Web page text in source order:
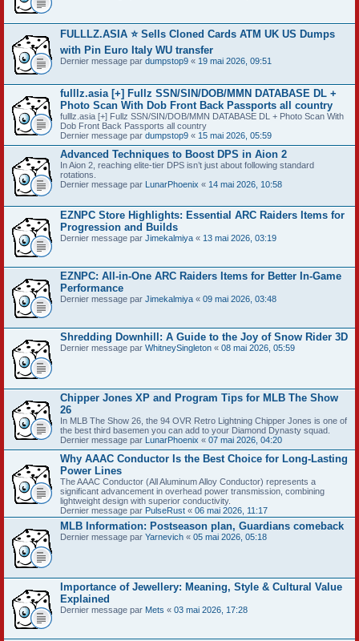
FULLLZ.ASIA ⭐️ Sells Cloned Cards ATM UK US Dumps
with Pin Euro Italy WU transfer
Dernier message par dumpstop9 « 19 mai 2026, 09:51
fulllz.asia [+] Fullz SSN/SIN/DOB/MMN DATABASE DL +
Photo Scan With Dob Front Back Passports all country
fulllz.asia [+] Fullz SSN/SIN/DOB/MMN DATABASE DL + Photo Scan With
Dob Front Back Passports all country
Dernier message par dumpstop9 « 15 mai 2026, 05:59
Advanced Techniques to Boost DPS in Aion 2
In Aion 2, reaching elite-tier DPS isn’t just about following standard
rotations.
Dernier message par LunarPhoenix « 14 mai 2026, 10:58
EZNPC Store Highlights: Essential ARC Raiders Items for
Progression and Builds
Dernier message par Jimekalmiya « 13 mai 2026, 03:19
EZNPC: All-in-One ARC Raiders Items for Better In-Game
Performance
Dernier message par Jimekalmiya « 09 mai 2026, 03:48
Shredding Downhill: A Guide to the Joy of Snow Rider 3D
Dernier message par WhitneySingleton « 08 mai 2026, 05:59
Chipper Jones XP and Program Tips for MLB The Show
26
In MLB The Show 26, the 94 OVR Retro Lightning Chipper Jones is one of
the best third basemen you can add to your Diamond Dynasty squad.
Dernier message par LunarPhoenix « 07 mai 2026, 04:20
Why AAAC Conductor Is the Best Choice for Long-Lasting
Power Lines
The AAAC Conductor (All Aluminum Alloy Conductor) represents a
significant advancement in overhead power transmission, combining
lightweight design with superior conductivity.
Dernier message par PulseRust « 06 mai 2026, 11:17
MLB Information: Postseason plan, Guardians comeback
Dernier message par Yarnevich « 05 mai 2026, 05:18
Importance of Jewellery: Meaning, Style & Cultural Value
Explained
Dernier message par Mets « 03 mai 2026, 17:28